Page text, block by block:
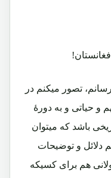
تصور میکنم در
و حیاتی و به دورۀ
باشد که میتوان
دلائل و توضیحات
هم برای کسیکه